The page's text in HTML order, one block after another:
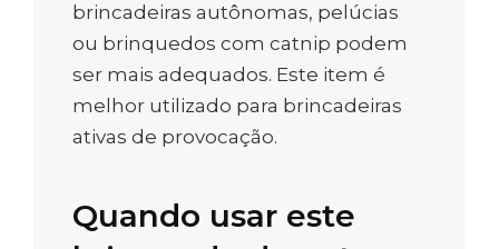
brincadeiras autônomas, pelúcias
ou brinquedos com catnip podem
ser mais adequados. Este item é
melhor utilizado para brincadeiras
ativas de provocação.
Quando usar este